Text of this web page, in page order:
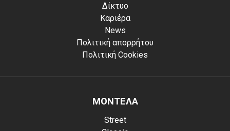
Δίκτυο
Καριέρα
News
Πολιτική απορρήτου
Πολιτική Cookies
ΜΟΝΤΕΛΑ
Street